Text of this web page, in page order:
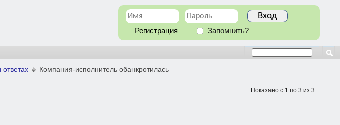
Регистрация Запомнить?
ответах Компания-исполнитель обанкротилась
Показано с 1 по 3 из 3